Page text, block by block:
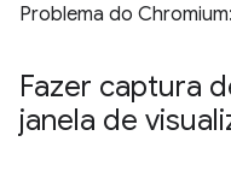
Problema do Chromium:
Fazer captura
janela de